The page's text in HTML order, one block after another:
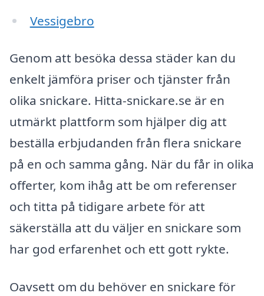
Vessigebro
Genom att besöka dessa städer kan du
enkelt jämföra priser och tjänster från
olika snickare. Hitta-snickare.se är en
utmärkt plattform som hjälper dig att
beställa erbjudanden från flera snickare
på en och samma gång. När du får in olika
offerter, kom ihåg att be om referenser
och titta på tidigare arbete för att
säkerställa att du väljer en snickare som
har god erfarenhet och ett gott rykte.
Oavsett om du behöver en snickare för